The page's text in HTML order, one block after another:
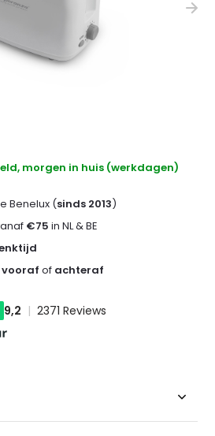
morgen in huis (werkdagen)
Benelux (sinds 2013)
€75 in NL & BE
vooraf of achteraf